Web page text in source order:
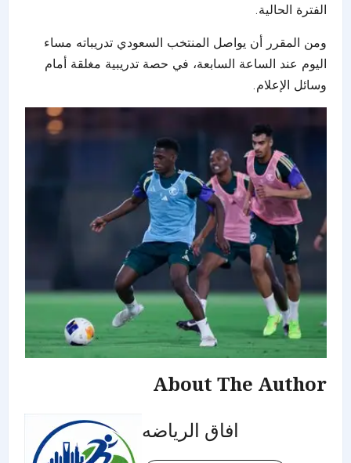
الفترة الحالية.
ومن المقرر أن يواصل المنتخب السعودي تدريباته مساء
اليوم عند الساعة السابعة، في حصة تدريبية مغلقة أمام
وسائل الإعلام.
About The Author
افاق الرياضه